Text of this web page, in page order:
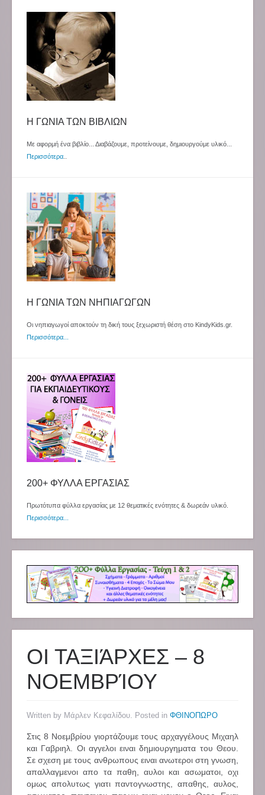
Η ΓΩΝΙΑ ΤΩΝ ΒΙΒΛΙΩΝ
Με αφορμή ένα βιβλίο... Διαβάζουμε, προτείνουμε, δημιουργούμε υλικό...
Περισσότερα
Η ΓΩΝΙΑ ΤΩΝ ΝΗΠΙΑΓΩΓΩΝ
Οι νηπιαγωγοί αποκτούν τη δική τους ξεχωριστή θέση στο KindyKids.gr.
Περισσότερα...
200+ ΦΥΛΛΑ ΕΡΓΑΣΙΑΣ
Πρωτότυπα φύλλα εργασίας με 12 θεματικές ενότητες & δωρεάν υλικό.
Περισσότερα...
ΟΙ ΤΑΞΙΆΡΧΕΣ – 8
ΝΟΕΜΒΡΊΟΥ
Written by Μάρλεν Κεφαλίδου. Posted in ΦΘΙΝΟΠΩΡΟ
Στις 8 Νοεμβρίου γιορτάζουμε τους αρχαγγέλους Μιχαηλ
και Γαβριηλ. Οι αγγελοι ειναι δημιουργηματα του Θεου.
Σε σχεση με τους ανθρωπους ειναι ανωτεροι στη γνωση,
απαλλαγμενοι απο τα παθη, αυλοι και ασωματοι, οχι
ομως απολυτως γιατι παντογνωστης, απαθης, αυλος,